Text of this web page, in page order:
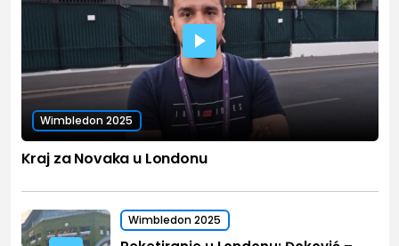
Wimbledon 2025
Kraj za Novaka u Londonu
Wimbledon 2025